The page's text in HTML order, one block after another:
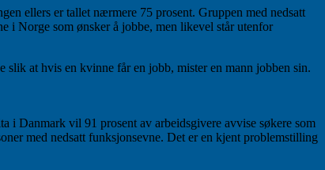
ellers er tallet nærmere 75 prosent. Gruppen med nedsatt
i Norge som ønsker å jobbe, men likevel står utenfor
at hvis en kvinne får en jobb, mister en mann jobben sin.
i Danmark vil 91 prosent av arbeidsgivere avvise søkere som
med nedsatt funksjonsevne. Det er en kjent problemstilling